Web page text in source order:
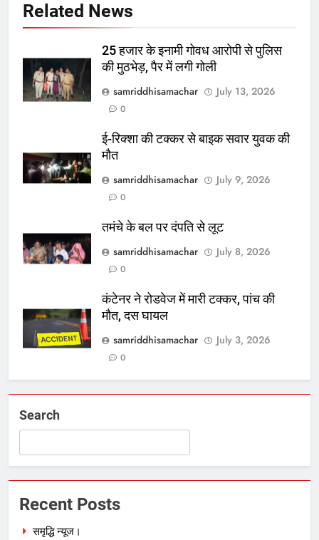
Related News
25 हजार के इनामी गोवध आरोपी से पुलिस
की मुठभेड़, पैर में लगी गोली
samriddhisamachar
July 13, 2026
0
ई-रिक्शा की टक्कर से बाइक सवार युवक की
मौत
samriddhisamachar
July 9, 2026
0
तमंचे के बल पर दंपति से लूट
samriddhisamachar
July 8, 2026
0
कंटेनर ने रोडवेज में मारी टक्कर, पांच की
मौत, दस घायल
samriddhisamachar
July 3, 2026
0
Search
Recent Posts
समृद्धि न्यूज।